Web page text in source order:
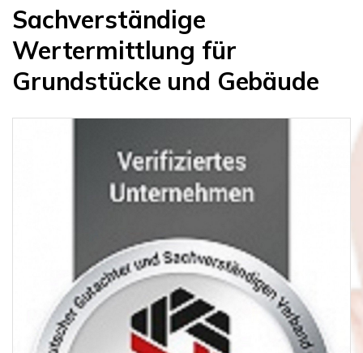
Sachverständige
Wertermittlung für
Grundstücke und Gebäude